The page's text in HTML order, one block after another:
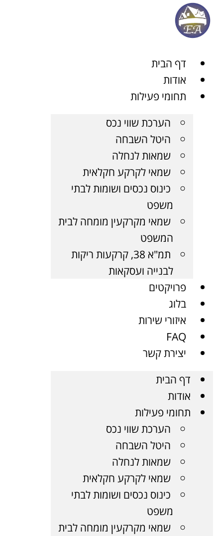
דף הבית
אודות
תחומי פעילות
הערכת שווי נכס
היטל השבחה
שמאות לנחלה
שמאי לקרקע חקלאית
כינוס נכסים ושומות לבתי
משפט
שמאי מקרקעין מומחה לבית
המשפט
תמ"א 38, קרקעות ריקות
לבנייה ועסקאות
פרויקטים
בלוג
איזורי שירות
FAQ
יצירת קשר
דף הבית
אודות
תחומי פעילות
הערכת שווי נכס
היטל השבחה
שמאות לנחלה
שמאי לקרקע חקלאית
כינוס נכסים ושומות לבתי
משפט
שמאי מקרקעין מומחה לבית